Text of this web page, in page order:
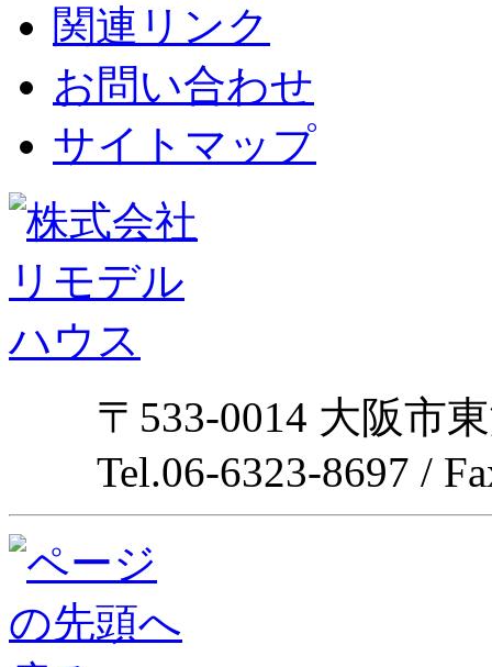
関連リンク
お問い合わせ
サイトマップ
〒533-0014 大阪市
Tel.06-6323-8697 /